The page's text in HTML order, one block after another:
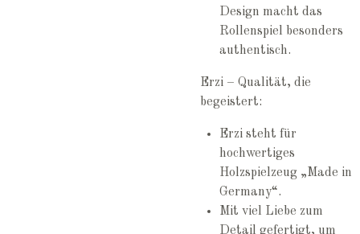
Design macht das
Rollenspiel besonders
authentisch.
Erzi – Qualität, die
begeistert:
Erzi steht für
hochwertiges
Holzspielzeug „Made in
Germany“.
Mit viel Liebe zum
Detail gefertigt, um